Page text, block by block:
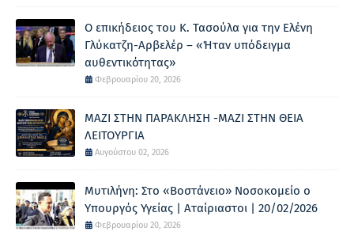
Ο επικήδειος του Κ. Τασούλα για την Ελένη
Γλύκατζη-Αρβελέρ – «Ήταν υπόδειγμα
αυθεντικότητας»
Φεβρουαρίου 20, 2026
ΜΑΖΙ ΣΤΗΝ ΠΑΡΑΚΛΗΣΗ -ΜΑΖΙ ΣΤΗΝ ΘΕΙΑ
ΛΕΙΤΟΥΡΓΙΑ
Αυγούστου 02, 2026
Μυτιλήνη: Στο «Βοστάνειο» Νοσοκομείο ο
Υπουργός Υγείας | Αταίριαστοι | 20/02/2026
Φεβρουαρίου 20, 2026